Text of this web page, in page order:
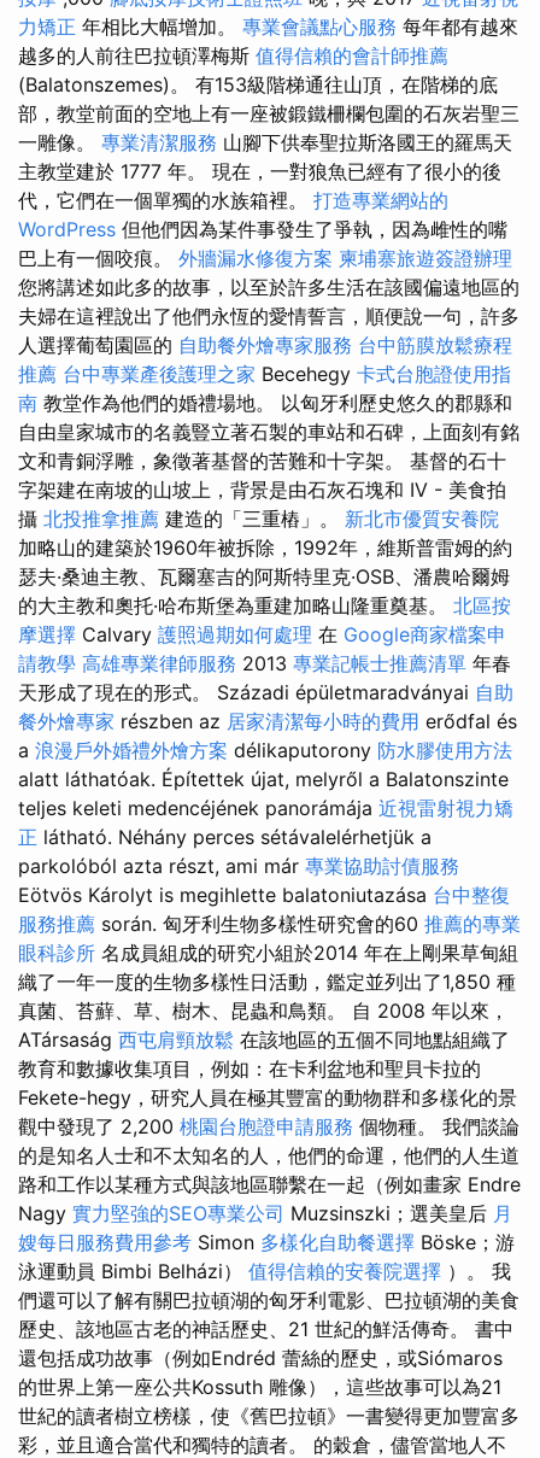
力矯正 年相比大幅增加。 專業會議點心服務 每年都有越來
越多的人前往巴拉頓澤梅斯 值得信賴的會計師推薦
(Balatonszemes)。 有153級階梯通往山頂，在階梯的底
部，教堂前面的空地上有一座被鍛鐵柵欄包圍的石灰岩聖三
一雕像。 專業清潔服務 山腳下供奉聖拉斯洛國王的羅馬天
主教堂建於 1777 年。 現在，一對狼魚已經有了很小的後
代，它們在一個單獨的水族箱裡。 打造專業網站的
WordPress 但他們因為某件事發生了爭執，因為雌性的嘴
巴上有一個咬痕。 外牆漏水修復方案 柬埔寨旅遊簽證辦理
您將講述如此多的故事，以至於許多生活在該國偏遠地區的
夫婦在這裡說出了他們永恆的愛情誓言，順便說一句，許多
人選擇葡萄園區的 自助餐外燴專家服務 台中筋膜放鬆療程
推薦 台中專業產後護理之家 Becehegy 卡式台胞證使用指
南 教堂作為他們的婚禮場地。 以匈牙利歷史悠久的郡縣和
自由皇家城市的名義豎立著石製的車站和石碑，上面刻有銘
文和青銅浮雕，象徵著基督的苦難和十字架。 基督的石十
字架建在南坡的山坡上，背景是由石灰石塊和 IV - 美食拍
攝 北投推拿推薦 建造的「三重樁」。 新北市優質安養院
加略山的建築於1960年被拆除，1992年，維斯普雷姆的約
瑟夫·桑迪主教、瓦爾塞吉的阿斯特里克·OSB、潘農哈爾姆
的大主教和奧托·哈布斯堡為重建加略山隆重奠基。 北區按
摩選擇 Calvary 護照過期如何處理 在 Google商家檔案申
請教學 高雄專業律師服務 2013 專業記帳士推薦清單 年春
天形成了現在的形式。 Századi épületmaradványai 自助
餐外燴專家 részben az 居家清潔每小時的費用 erődfal és
a 浪漫戶外婚禮外燴方案 délikaputorony 防水膠使用方法
alatt láthatóak. Építettek újat, melyről a Balatonszinte
teljes keleti medencéjének panorámája 近視雷射視力矯
正 látható. Néhány perces sétávalelérhetjük a
parkolóból azta részt, ami már 專業協助討債服務
Eötvös Károlyt is megihlette balatoniutazása 台中整復
服務推薦 során. 匈牙利生物多樣性研究會的60 推薦的專業
眼科診所 名成員組成的研究小組於2014 年在上剛果草甸組
織了一年一度的生物多樣性日活動，鑑定並列出了1,850 種
真菌、苔蘚、草、樹木、昆蟲和鳥類。 自 2008 年以來，
ATársaság 西屯肩頸放鬆 在該地區的五個不同地點組織了
教育和數據收集項目，例如：在卡利盆地和聖貝卡拉的
Fekete-hegy，研究人員在極其豐富的動物群和多樣化的景
觀中發現了 2,200 桃園台胞證申請服務 個物種。 我們談論
的是知名人士和不太知名的人，他們的命運，他們的人生道
路和工作以某種方式與該地區聯繫在一起（例如畫家 Endre
Nagy 實力堅強的SEO專業公司 Muzsinszki；選美皇后 月
嫂每日服務費用參考 Simon 多樣化自助餐選擇 Böske；游
泳運動員 Bimbi Belházi） 值得信賴的安養院選擇 ）。 我
們還可以了解有關巴拉頓湖的匈牙利電影、巴拉頓湖的美食
歷史、該地區古老的神話歷史、21 世紀的鮮活傳奇。 書中
還包括成功故事（例如Endréd 蕾絲的歷史，或Siómaros
的世界上第一座公共Kossuth 雕像），這些故事可以為21
世紀的讀者樹立榜樣，使《舊巴拉頓》一書變得更加豐富多
彩，並且適合當代和獨特的讀者。 的穀倉，儘管當地人不